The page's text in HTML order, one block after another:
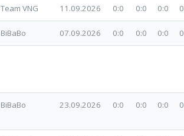
Team VNG 11.09.2026 0:0 0:0 0:0
BiBaBo 07.09.2026 0:0 0:0 0:0
BiBaBo 23.09.2026 0:0 0:0 0:0